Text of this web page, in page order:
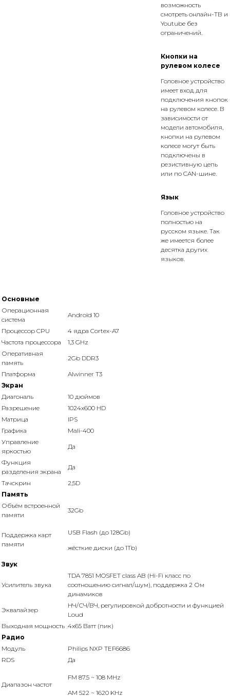
возможность
смотреть онлайн-ТВ и
Youtube без
ограничений.
Кнопки на
рулевом колесе
Головное устройство
имеет вход для
подключения кнопок
на рулевом колесе. В
зависимости от
модели автомобиля,
кнопки на рулевом
колесе могут быть
подключены в
резистивную цепь
или по CAN-шине.
Язык
Головное устройство
полностью на
русском языке. Так
же имеется более
десятка других
языков.
Основные
Операционная
система
Android 10
Процессор CPU
4 ядра Cortex-A7
Частота процессора
1,3 GHz
Оперативная
память
2Gb DDR3
Платформа
Alwinner T3
Экран
Диагональ
10 дюймов
Разрешение
1024x600 HD
Матрица
IPS
Графика
Mali-400
Управление
яркостью
Да
Функция
разделения экрана
Да
Тачскрин
2,5D
Память
Объём встроенной
памяти
32Gb
Поддержка карт
памяти
USB Flash (до 128Gb)
жёсткие диски (до 1Tb)
Звук
Усилитель звука
TDA 7851 MOSFET class AB (Hi-Fi класс по
соотношению сигнал/шум), поддержка 2 Ом
динамиков
Эквалайзер
НЧ/СЧ/ВЧ, регулировкой добротности и функцией
Loud
Выходная мощность 4x65 Ватт (пик)
Радио
Модуль
Philips NXP TEF6686
RDS
Да
Диапазон частот
FM 87.5 ~ 108 MHz
AM 522 ~ 1620 KHz